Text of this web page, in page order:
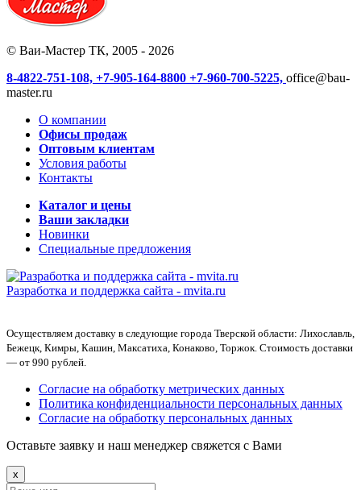
© Ваи-Мастер ТК, 2005 - 2026
8-4822-751-108, +7-905-164-8800 +7-960-700-5225, office@bau-
master.ru
О компании
Офисы продаж
Оптовым клиентам
Условия работы
Контакты
Каталог и цены
Ваши закладки
Новинки
Специальные предложения
Разработка и поддержка сайта - mvita.ru
Осуществляем доставку в следующие города Тверской области: Лихославль,
Бежецк, Кимры, Кашин, Максатиха, Конаково, Торжок. Стоимость доставки
— от 990 рублей.
Согласие на обработку метрических данных
Политика конфиденциальности персональных данных
Согласие на обработку персональных данных
Оставьте заявку и наш менеджер свяжется с Вами
x